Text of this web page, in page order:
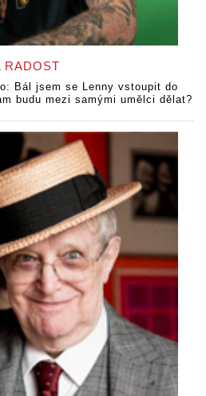
RADOST
Bál jsem se Lenny vstoupit do
budu mezi samými umělci dělat?